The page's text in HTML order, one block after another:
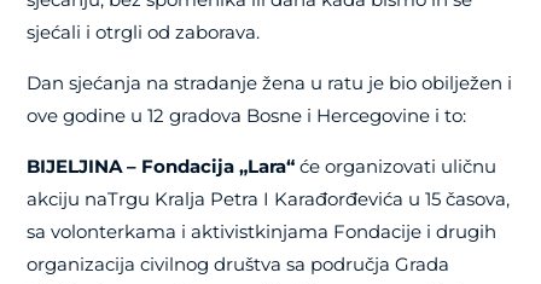
sjećali i otrgli od zaborava.
Dan sjećanja na stradanje žena u ratu je bio obilježen i
ove godine u 12 gradova Bosne i Hercegovine i to:
BIJELJINA – Fondacija „Lara“će organizovati uličnu
akciju naTrgu Kralja Petra I Karađorđevića u 15 časova,
sa volonterkama i aktivistkinjama Fondacije i drugih
organizacija civilnog društva sa područja Grada